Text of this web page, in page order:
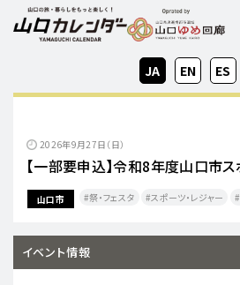
EN
JA ES
2026年9月27日（日）
【一部要申込】令和8年度山口市
山口市 祭・フェスタ スポーツ・レジャー
イベント情報